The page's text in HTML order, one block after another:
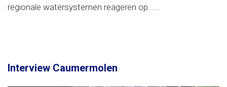
regionale watersystemen reageren op......
Interview Caumermolen